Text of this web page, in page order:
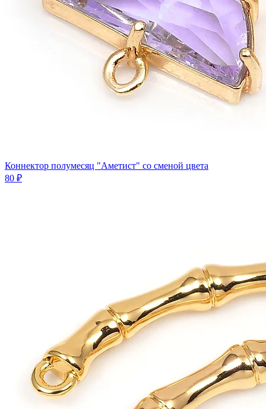
Коннектор полумесяц "Аметист" со сменой цвета
80 ₽